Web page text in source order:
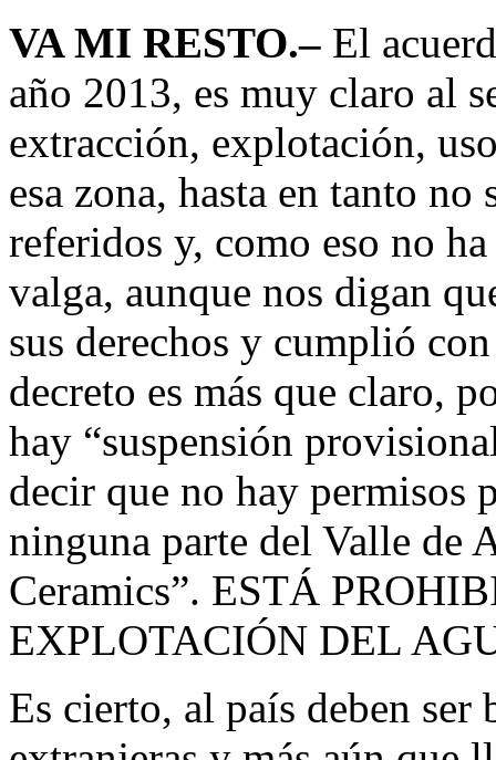
VA MI RESTO.– El
año 2013, es muy claro al
extracción, explotación,
esa zona, hasta en tanto no
referidos y, como eso no
valga, aunque nos digan
sus derechos y cumplió
decreto es más que claro,
hay “suspensión
decir que no hay permisos
ninguna parte del Valle de
Ceramics”. ESTÁ
EXPLOTACIÓN DEL
Es cierto, al país deben ser